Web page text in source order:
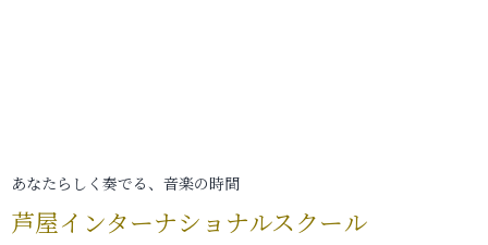
あなたらしく奏でる、音楽の時間
芦屋インターナショナルスクール